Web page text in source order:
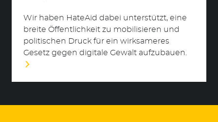
Wir haben HateAid dabei unterstützt, eine
breite Öffentlichkeit zu mobilisieren und
politischen Druck für ein wirksameres
Gesetz gegen digitale Gewalt aufzubauen.